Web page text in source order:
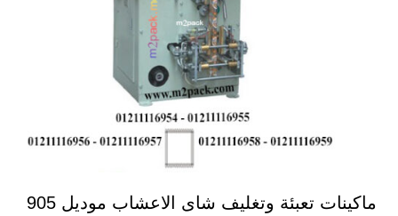
ماكينات تعبئة وتغليف شاى الاعشاب موديل 905